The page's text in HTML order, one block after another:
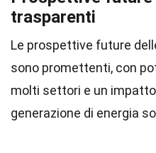
trasparenti
Le prospettive future
sono promettenti, con
molti settori e un
generazione di energia